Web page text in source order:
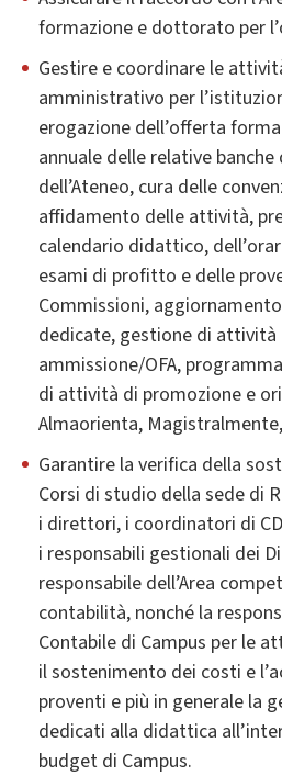
formazione e dottorato per
Gestire e coordinare le
amministrativo per
erogazione dell’offerta
annuale delle relative
dell’Ateneo, cura delle
affidamento delle attività,
calendario didattico,
esami di profitto e delle
Commissioni,
dedicate, gestione di
ammissione/OFA,
di attività di promozione e
Almaorienta,
Garantire la verifica della
Corsi di studio della sede di
i direttori, i coordinatori di
i responsabili gestionali dei
responsabile dell’Area
contabilità, nonché la
Contabile di Campus per le
il sostenimento dei costi e
proventi e più in generale la
dedicati alla didattica
budget di Campus.